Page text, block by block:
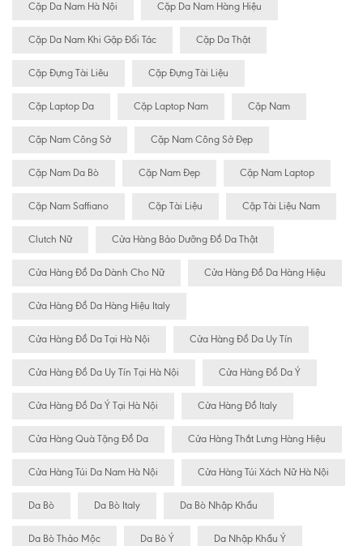
Cặp Da Nam Hà Nội Cặp Da Nam Hàng Hiệu
Cặp Da Nam Khi Gặp Đối Tác Cặp Da Thật
Cặp Đựng Tài Liêu Cặp Đựng Tài Liệu
Cặp Laptop Da Cặp Laptop Nam Cặp Nam
Cặp Nam Công Sở Cặp Nam Công Sở Đẹp
Cặp Nam Da Bò Cặp Nam Đẹp Cặp Nam Laptop
Cặp Nam Saffiano Cặp Tài Liệu Cặp Tài Liệu Nam
Clutch Nữ Cửa Hàng Bảo Dưỡng Đồ Da Thật
Cửa Hàng Đồ Da Dành Cho Nữ Cửa Hàng Đồ Da Hàng Hiệu
Cửa Hàng Đồ Da Hàng Hiệu Italy
Cửa Hàng Đồ Da Tại Hà Nội Cửa Hàng Đồ Da Uy Tín
Cửa Hàng Đồ Da Uy Tín Tại Hà Nội Cửa Hàng Đồ Da Ý
Cửa Hàng Đồ Da Ý Tại Hà Nội Cửa Hàng Đồ Italy
Cửa Hàng Quà Tặng Đồ Da Cửa Hàng Thắt Lưng Hàng Hiệu
Cửa Hàng Túi Da Nam Hà Nội Cửa Hàng Túi Xách Nữ Hà Nội
Da Bò Da Bò Italy Da Bò Nhập Khẩu
Da Bò Thảo Mộc Da Bò Ý Da Nhập Khẩu Ý